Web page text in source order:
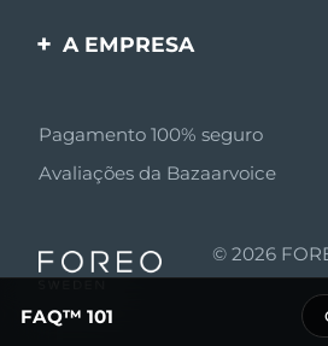
Registro de produto
A EMPRESA
Afiliados
Notícias de afiliados
Parceiro minoritário
Termos de uso
Pagamento 100% seguro
Avaliações da Bazaarvoice
© 2026
FAQ™ 101